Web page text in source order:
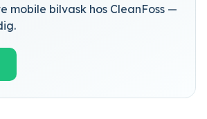
mobile bilvask hos CleanFoss —